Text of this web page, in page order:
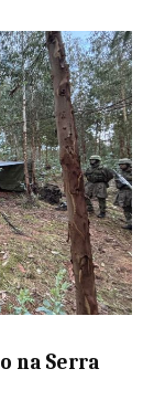
na Serra